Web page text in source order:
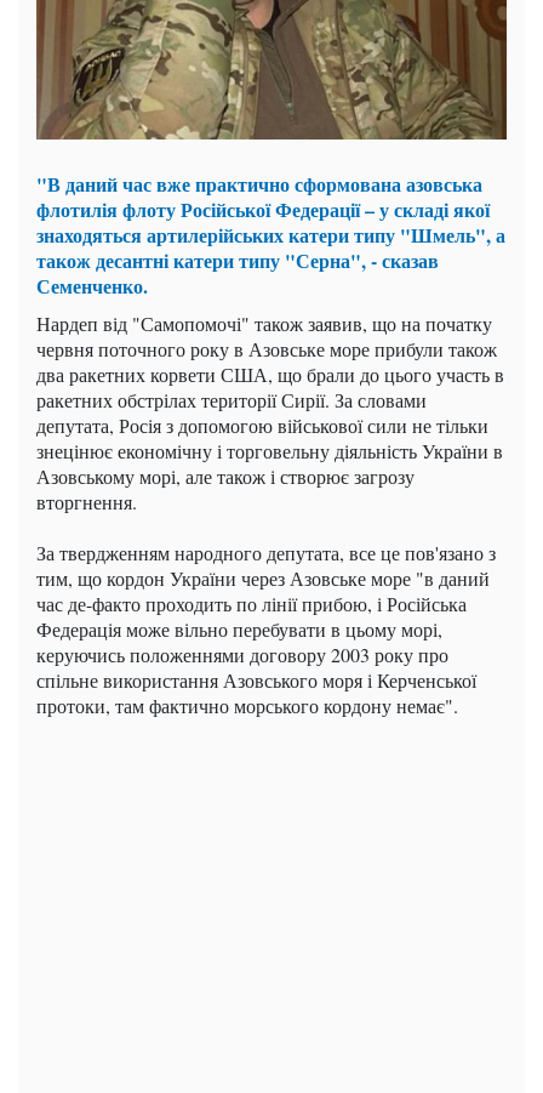
"В даний час вже практично сформована азовська
флотилія флоту Російської Федерації – у складі якої
знаходяться артилерійських катери типу "Шмель", а
також десантні катери типу "Серна", - сказав
Семенченко.
Нардеп від "Самопомочі" також заявив, що на початку
червня поточного року в Азовське море прибули також
два ракетних корвети США, що брали до цього участь в
ракетних обстрілах території Сирії. За словами
депутата, Росія з допомогою військової сили не тільки
знецінює економічну і торговельну діяльність України в
Азовському морі, але також і створює загрозу
вторгнення.
За твердженням народного депутата, все це пов'язано з
тим, що кордон України через Азовське море "в даний
час де-факто проходить по лінії прибою, і Російська
Федерація може вільно перебувати в цьому морі,
керуючись положеннями договору 2003 року про
спільне використання Азовського моря і Керченської
протоки, там фактично морського кордону немає".